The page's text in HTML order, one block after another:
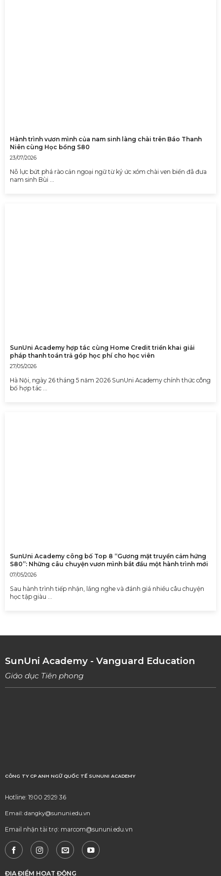
Hành trình vươn mình của nam sinh làng chài trên Báo Thanh
Niên cùng Học bổng S80
23/07/2026
Nỗ lực bứt phá rào cản ngoại ngữ từ ký ức xóm chài ven biển đã đưa
nam sinh Bùi …
SunUni Academy hợp tác cùng Home Credit triển khai giải
pháp thanh toán trả góp học phí cho học viên
27/05/2026
Hà Nội, ngày 26 tháng 5 năm 2026 SunUni Academy chính thức công
bố hợp tác …
SunUni Academy công bố Top 8 “Gương mặt truyền cảm hứng
S80”: Những câu chuyện vươn mình bắt đầu một hành trình mới
07/05/2026
Sau hành trình tiếp nhận, lắng nghe và đánh giá nhiều câu chuyện
học tập giàu …
SunUni Academy - Vanguard Education
Giáo dục Tiên phong
CÔNG TY CP ANH NGỮ QUỐC TẾ SUNUNI ACADEMY
Hotline: 1900 2929 36
Email: dangky@sununi.edu.vn
Email nhận tài trợ: marcom@sununi.edu.vn
ĐỊA ĐIỂM HOẠT ĐỘNG